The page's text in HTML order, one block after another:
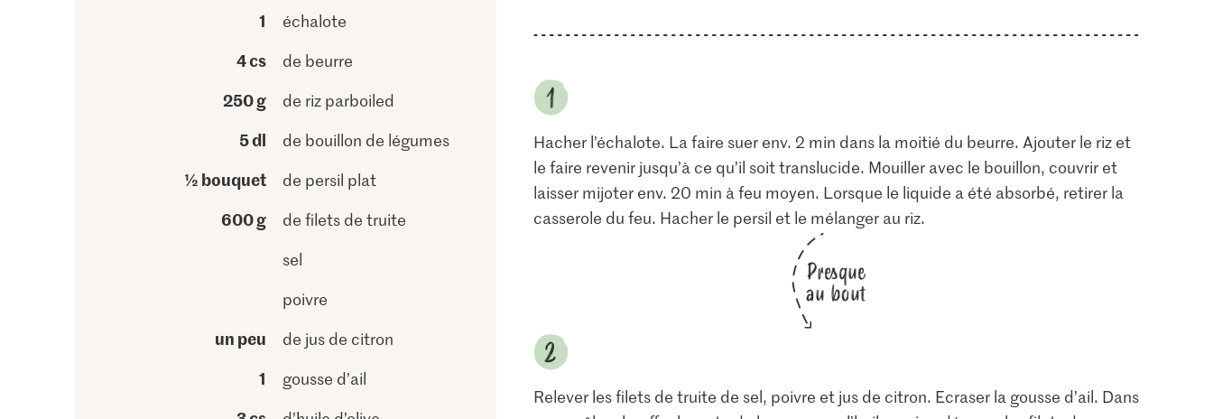
1 échalote
4 cs de beurre
250 g de riz parboiled
5 dl de bouillon de légumes
½ bouquet de persil plat
600 g
de filets de truite
sel
poivre
un peu de jus de citron
1 gousse d’ail
Hacher l’échalote. La faire suer env. 2 min dans la moitié du beurre. Ajouter le riz et
le faire revenir jusqu’à ce qu’il soit translucide. Mouiller avec le bouillon, couvrir et
laisser mijoter env. 20 min à feu moyen. Lorsque le liquide a été absorbé, retirer la
casserole du feu. Hacher le persil et le mélanger au riz.
Presque
au bout
Relever les filets de truite de sel, poivre et jus de citron. Ecraser la gousse d’ail. Dans